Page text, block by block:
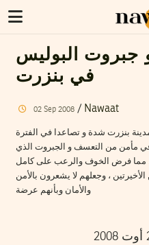
البوليس
في بنزرت
02 Sep 2008/ Nawaat
بنزرت شدة و تصاعدا في الفترة
في مأمن من التعسف و الجبروت الذي
مما فرض الخوف والرعب على كامل
، وجعلهم لا يشعرون بالأمن
والأمان وبأنهم عرضة